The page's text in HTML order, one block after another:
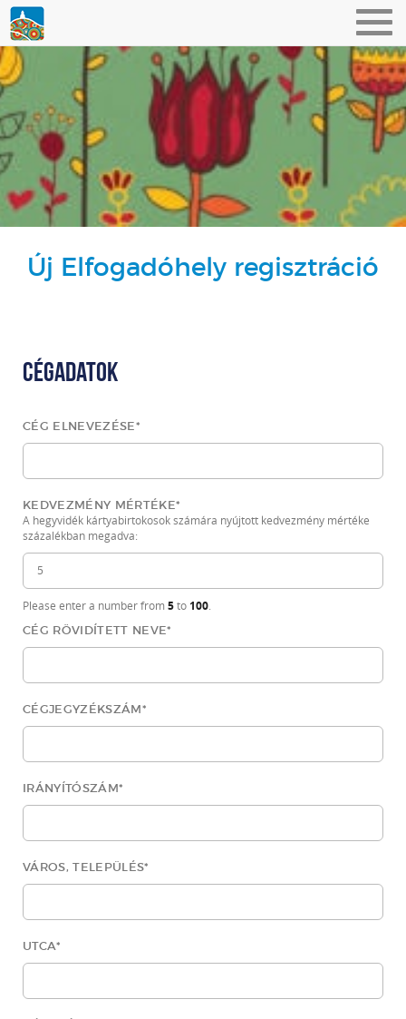
Új Elfogadóhely regisztráció
Cégadatok
CÉG ELNEVEZÉSE*
KEDVEZMÉNY MÉRTÉKE*
A hegyvidék kártyabirtokosok számára nyújtott kedvezmény mértéke
százalékban megadva:
Please enter a number from 5 to 100
CÉG RÖVIDÍTETT NEVE*
CÉGJEGYZÉKSZÁM *
IRÁNYÍTÓSZÁM*
VÁROS, TELEPÜLÉS*
UTCA*